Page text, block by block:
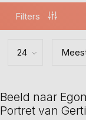
Filters
Beeld naar
Portret van Gerti